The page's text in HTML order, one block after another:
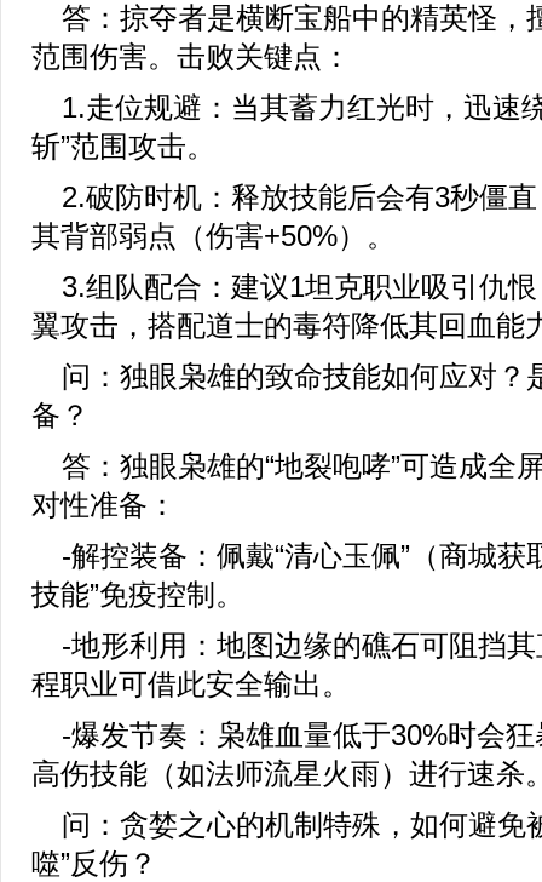
答：掠夺者是横断宝船中的精英怪，
范围伤害。击败关键点：
1.走位规避：当其蓄力红光时，迅速
斩”范围攻击。
2.破防时机：释放技能后会有3秒僵
其背部弱点（伤害+50%）。
3.组队配合：建议1坦克职业吸引仇
翼攻击，搭配道士的毒符降低其回血能
问：独眼枭雄的致命技能如何应对？
备？
答：独眼枭雄的“地裂咆哮”可造成全
对性准备：
-解控装备：佩戴“清心玉佩”（商城获
技能”免疫控制。
-地形利用：地图边缘的礁石可阻挡
程职业可借此安全输出。
-爆发节奏：枭雄血量低于30%时会
高伤技能（如法师流星火雨）进行速杀
问：贪婪之心的机制特殊，如何避免
噬”反伤？